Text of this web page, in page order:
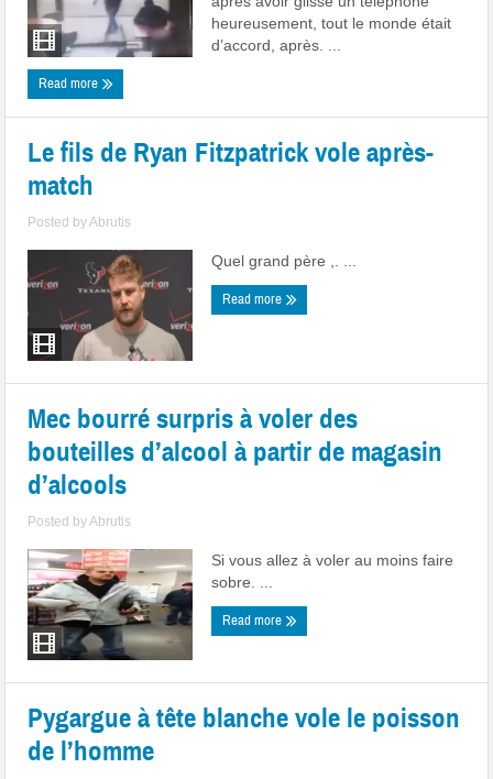
heureusement, tout le monde était
d’accord, après. ...
Read more
Le fils de Ryan Fitzpatrick vole après-
match
Posted byAbrutis
Quel grand père ,. ...
Read more
Mec bourré surpris à voler des
bouteilles d’alcool à partir de magasin
d’alcools
Posted byAbrutis
Si vous allez à voler au moins faire
sobre. ...
Read more
Pygargue à tête blanche vole le poisson
de l’homme